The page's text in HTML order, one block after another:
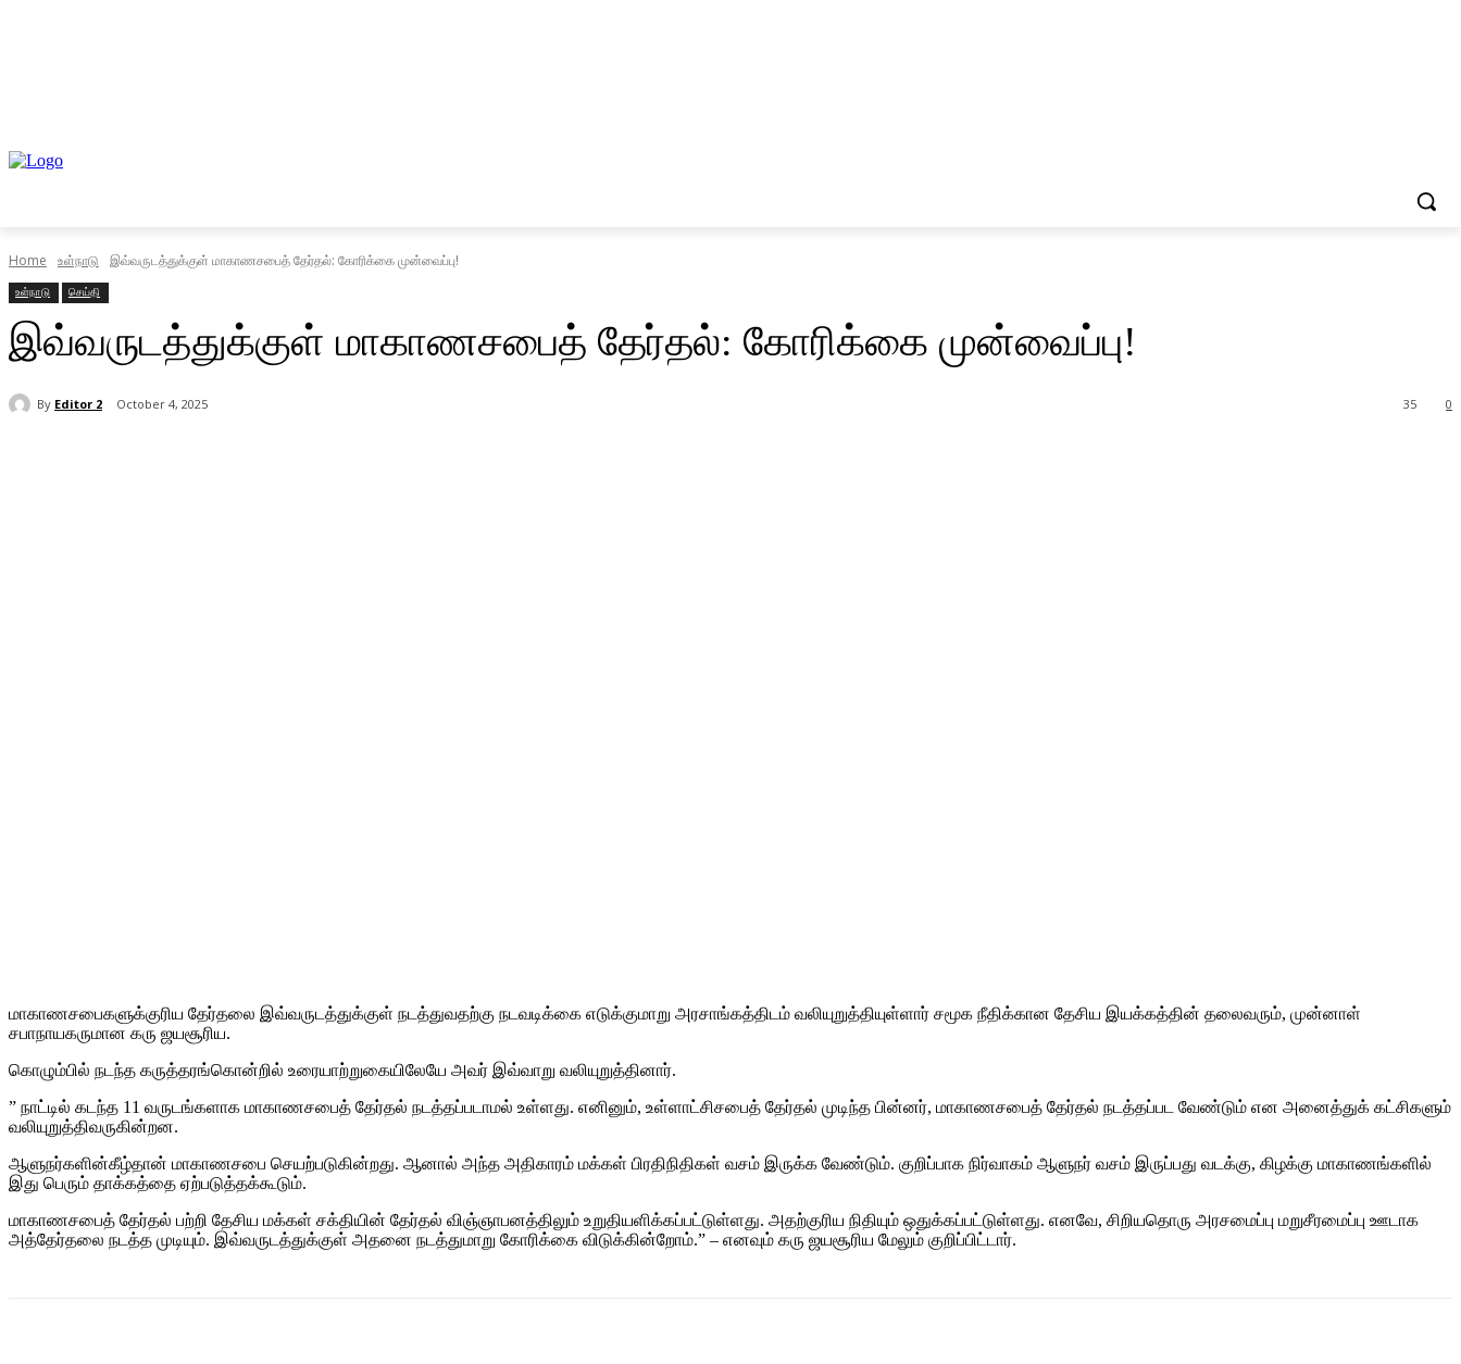
Home உள்நாடு இவ்வருடத்துக்குள் மாகாணசபைத் தேர்தல்: கோரிக்கை முன்வைப்பு!
உள்நாடு செய்தி
இவ்வருடத்துக்குள் மாகாணசபைத் தேர்தல்: கோரிக்கை முன்வைப்பு!
By Editor 2 October 4, 2025 0
35
மாகாணசபைகளுக்குரிய தேர்தலை இவ்வருடத்துக்குள் நடத்துவதற்கு நடவடிக்கை எடுக்குமாறு அரசாங்கத்திடம் வலியுறுத்தியுள்ளார் சமூக நீதிக்கான தேசிய இயக்கத்தின் தலைவரும், முன்னாள்
சபாநாயகருமான கரு ஜயசூரிய.
கொழும்பில் நடந்த கருத்தரங்கொன்றில் உரையாற்றுகையிலேயே அவர் இவ்வாறு வலியுறுத்தினார்.
” நாட்டில் கடந்த 11 வருடங்களாக மாகாணசபைத் தேர்தல் நடத்தப்படாமல் உள்ளது. எனினும், உள்ளாட்சிசபைத் தேர்தல் முடிந்த பின்னர், மாகாணசபைத் தேர்தல் நடத்தப்பட வேண்டும் என அனைத்துக் கட்சிகளும்
வலியுறுத்திவருகின்றன.
ஆளுநர்களின்கீழ்தான் மாகாணசபை செயற்படுகின்றது. ஆனால் அந்த அதிகாரம் மக்கள் பிரதிநிதிகள் வசம் இருக்க வேண்டும். குறிப்பாக நிர்வாகம் ஆளுநர் வசம் இருப்பது வடக்கு, கிழக்கு மாகாணங்களில்
இது பெரும் தாக்கத்தை ஏற்படுத்தக்கூடும்.
மாகாணசபைத் தேர்தல் பற்றி தேசிய மக்கள் சக்தியின் தேர்தல் விஞ்ஞாபனத்திலும் உறுதியளிக்கப்பட்டுள்ளது. அதற்குரிய நிதியும் ஒதுக்கப்பட்டுள்ளது. எனவே, சிறியதொரு அரசமைப்பு மறுசீரமைப்பு ஊடாக
அத்தேர்தலை நடத்த முடியும். இவ்வருடத்துக்குள் அதனை நடத்துமாறு கோரிக்கை விடுக்கின்றோம்.” – எனவும் கரு ஜயசூரிய மேலும் குறிப்பிட்டார்.